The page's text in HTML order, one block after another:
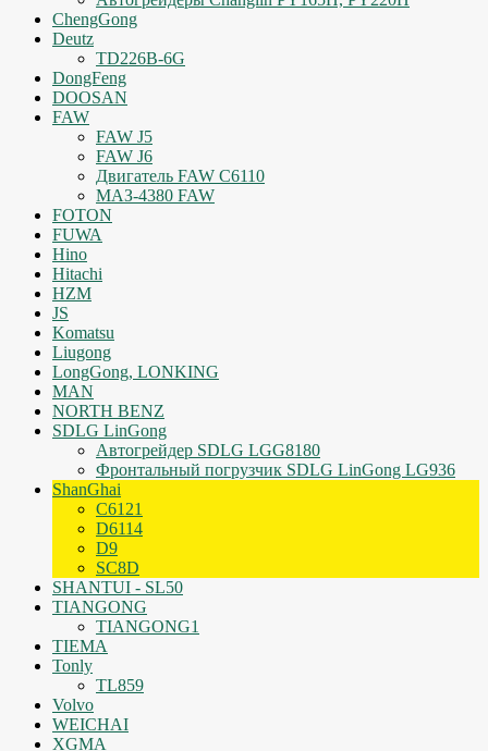
ChengGong
Deutz
TD226B-6G
DongFeng
DOOSAN
FAW
FAW J5
FAW J6
Двигатель FAW C6110
МАЗ-4380 FAW
FOTON
FUWA
Hino
Hitachi
HZM
JS
Komatsu
Liugong
LongGong, LONKING
MAN
NORTH BENZ
SDLG LinGong
Автогрейдер SDLG LGG8180
Фронтальный погрузчик SDLG LinGong LG936
ShanGhai
C6121
D6114
D9
SC8D
SHANTUI - SL50
TIANGONG
TIANGONG1
TIEMA
Tonly
TL859
Volvo
WEICHAI
XGMA